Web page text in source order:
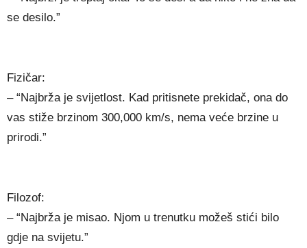
se desilo.”
Fizičar:
– “Najbrža je svijetlost. Kad pritisnete prekidač, ona do
vas stiže brzinom 300,000 km/s, nema veće brzine u
prirodi.”
Filozof:
– “Najbrža je misao. Njom u trenutku možeš stići bilo
gdje na svijetu.”